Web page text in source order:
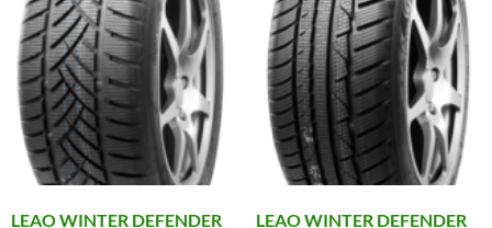
LEAO WINTER DEFENDER
LEAO WINTER DEFENDER